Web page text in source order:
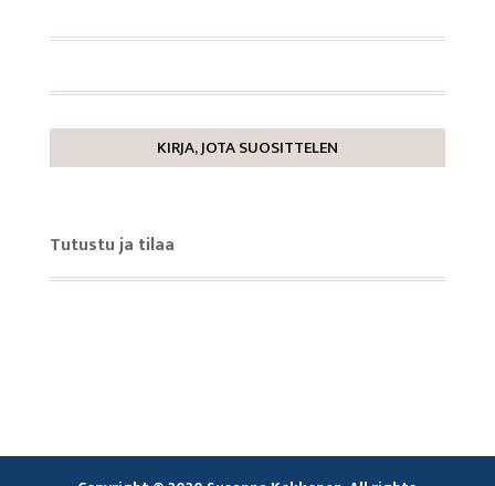
KIRJA, JOTA SUOSITTELEN
Tutustu ja tilaa